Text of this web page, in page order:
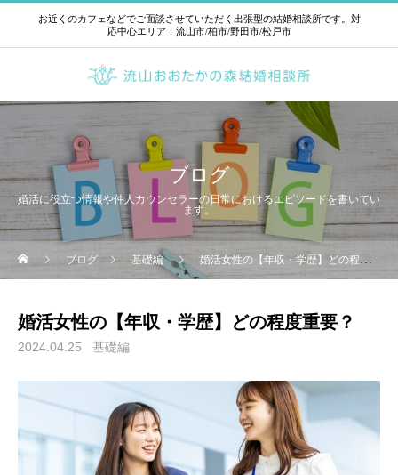
お近くのカフェなどでご面談させていただく出張型の結婚相談所です。対
応中心エリア：流山市/柏市/野田市/松戸市
ブログ
婚活に役立つ情報や仲人カウンセラーの日常におけるエピソードを書いてい
ます。
ブログ 基礎編 婚活女性の【年収・学歴】どの程度重要？
婚活女性の【年収・学歴】どの程度重要？
2024.04.25 基礎編